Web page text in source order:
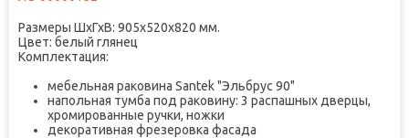
Размеры ШxГхВ: 905х520х820 мм.
Цвет: белый глянец
Комплектация:
мебельная раковина Santek "Эльбрус 90"
напольная тумба под раковину: 3 распашных дверцы,
хромированные ручки, ножки
декоративная фрезеровка фасада